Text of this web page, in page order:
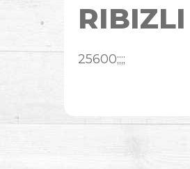
RIBIZLI
25600;;;;